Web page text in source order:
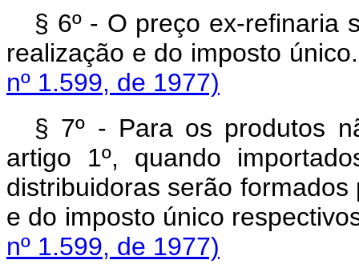
§ 6º - O preço ex-refinaria
realização e do
nº 1.599, de 1977)
§ 7º - Para os produtos
artigo 1º, quando
distribuidoras serão
e do imposto único
nº 1.599, de 1977)